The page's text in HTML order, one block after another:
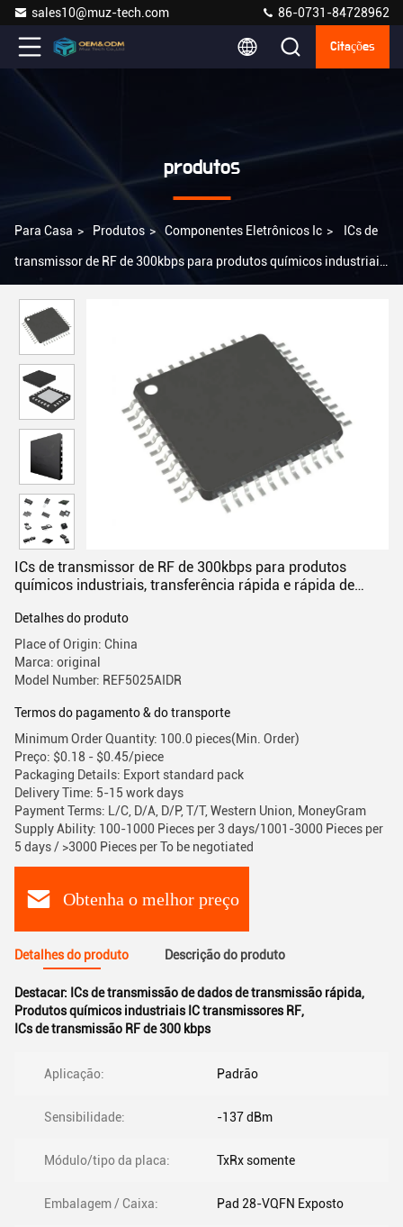
sales10@muz-tech.com 86-0731-84728962
Citações
produtos
Para Casa > Produtos > Componentes Eletrônicos Ic > ICs de
transmissor de RF de 300kbps para produtos químicos industriais,
ICs de transmissor de RF de 300kbps para produtos
químicos industriais, transferência rápida e rápida de
Detalhes do produto
Place of Origin: China
Marca: original
Model Number: REF5025AIDR
Termos do pagamento & do transporte
Minimum Order Quantity: 100.0 pieces(Min. Order)
Preço: $0.18 - $0.45/piece
Packaging Details: Export standard pack
Delivery Time: 5-15 work days
Payment Terms: L/C, D/A, D/P, T/T, Western Union, MoneyGram
Supply Ability: 100-1000 Pieces per 3 days/1001-3000 Pieces per
5 days / >3000 Pieces per To be negotiated
Obtenha o melhor preço
Detalhes do produto Descrição do produto
Destacar: ICs de transmissão de dados de transmissão rápida,
Produtos químicos industriais IC transmissores RF,
ICs de transmissão RF de 300 kbps
Aplicação: Padrão
Sensibilidade: -137 dBm
Módulo/tipo da placa: TxRx somente
Embalagem / Caixa: Pad 28-VQFN Exposto